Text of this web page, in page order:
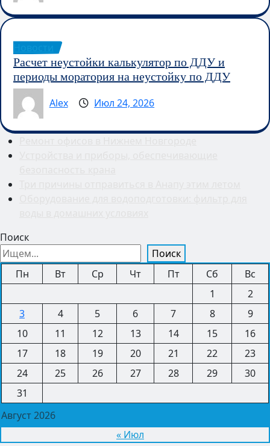
Расчет неустойки калькулятор по ДДУ и
периоды моратория на неустойку по ДДУ
Alex
Июл 24, 2026
Поиск
Поиск
Август 2026
Пн Вт Ср Чт Пт Сб
Вс
1
2
3
4 5 6 7 8
9
10
11 12 13 14 15
16
17
18 19 20 21 22
23
24
25 26 27 28 29
30
31
« Июл